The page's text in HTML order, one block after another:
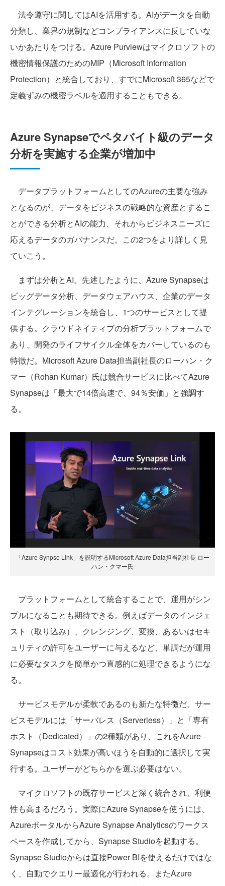
法令遵守に関してはAIを活用する。AIがデータを自動
分類し、業界の規制などコンプライアンスに反していな
いかあたりをつける。Azure Purviewはマイクロソフトの
機密情報保護のためのMIP（Microsoft Information
Protection）と統合しており、すでにMicrosoft 365などで
定義ずみの機密ラベルを適用することもできる。
Azure Synapseでペタバイト級のデータ
分析を実施する企業が増加中
データプラットフォームとしてのAzureの主要な強み
となるのが、データをビジネスの戦略的な資産とするこ
とができる分析とAIの能力、それからビジネスニーズに
応えるデータのガバナンスだ。この2つをより詳しく見
ていこう。
まずは分析とAI。先述したように、Azure Synapseは
ビッグデータ分析、データウェアハウス、企業のデータ
インテグレーションを統合し、1つのサービスとして提
供する。クラウドネイティブの分析プラットフォームで
あり、開発のライフサイクル全体をカバーしているのも
特徴だ。Microsoft Azure Data担当副社長のローハン・ク
マー（Rohan Kumar）氏は競合サービスに比べてAzure
Synapseは「最大で14倍高速で、94％安価」と強調す
る。
「Azure Synpse Link」を説明するMicrosoft Azure Data担当副社長 ロー
ハン・クマー氏
プラットフォームとして統合することで、運用がシン
プルになることも期待できる。例えばデータのインジェ
スト（取り込み）、クレンジング、変換、あるいはセキ
ュリティの許可をユーザーに与えるなど、単調だが運用
に必要なタスクを簡単かつ直感的に処理できるようにな
る。
サービスモデルが柔軟であるのも新たな特徴だ。サー
ビスモデルには「サーバレス（Serverless）」と「専有
ホスト（Dedicated）」の2種類があり、これをAzure
Synapseはコスト効果が高いほうを自動的に選択して実
行する。ユーザーがどちらかを選ぶ必要はない。
マイクロソフトの既存サービスと深く統合され、利便
性も高まるだろう。実際にAzure Synapseを使うには、
AzureポータルからAzure Synapse Analyticsのワークス
ペースを作成してから、Synapse Studioを起動する。
Synapse Studioからは直接Power BIを使えるだけではな
く、自動でクエリー最適化が行われる。またAzure